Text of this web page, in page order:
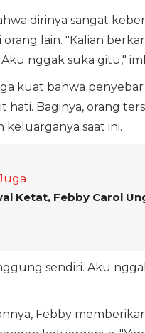
dirinya sangat
lain. "Kalian
nggak suka gitu,"
kuat bahwa
hati. Baginya, orang
keluarganya saat ini.
Ketat, Febby Carol
sendiri. Aku
Febby